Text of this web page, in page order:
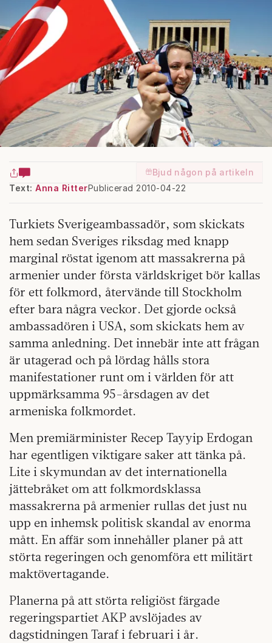
Bjud någon på artikeln
Text: Anna RitterPublicerad 2010-04-22
Turkiets Sverigeambassadör, som skickats
hem sedan Sveriges riksdag med knapp
marginal röstat igenom att massakrerna på
armenier under första världskriget bör kallas
för ett folkmord, återvände till Stockholm
efter bara några veckor. Det gjorde också
ambassadören i USA, som skickats hem av
samma anledning. Det innebär inte att frågan
är utagerad och på lördag hålls stora
manifestationer runt om i världen för att
uppmärksamma 95-årsdagen av det
armeniska folkmordet.
Men premiärminister Recep Tayyip Erdogan
har egentligen viktigare saker att tänka på.
Lite i skymundan av det internationella
jättebråket om att folkmordsklassa
massakrerna på armenier rullas det just nu
upp en inhemsk politisk skandal av enorma
mått. En affär som innehåller planer på att
störta regeringen och genomföra ett militärt
makt­övertagande.
Planerna på att störta religiöst färgade
regeringspartiet AKP avslöjades av
dagstidningen Taraf i februari i år.